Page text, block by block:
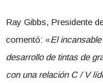
Ray Gibbs, Presidente
comentó: «El
desarrollo de tintas de
con una relación C / V